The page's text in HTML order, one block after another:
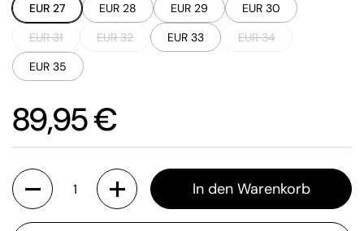
EUR 27 EUR 28 EUR 29
EUR 30
EUR 31
EUR 32 EUR 33
EUR 34
EUR 35
Preis:
89,95 €
Anzahl
In den Warenkorb